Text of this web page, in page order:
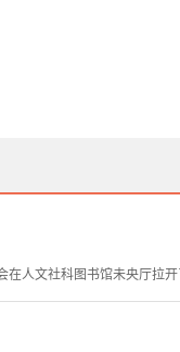
人文社科图书馆未央厅拉开